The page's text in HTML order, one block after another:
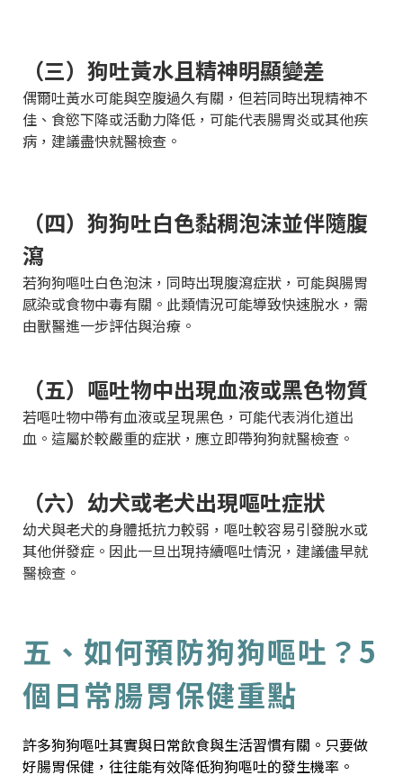
（三）狗吐黃水且精神明顯變差
偶爾吐黃水可能與空腹過久有關，但若同時出現精神不
佳、食慾下降或活動力降低，可能代表腸胃炎或其他疾
病，建議盡快就醫檢查。
（四）狗狗吐白色黏稠泡沫並伴隨腹
瀉
若狗狗嘔吐白色泡沫，同時出現腹瀉症狀，可能與腸胃
感染或食物中毒有關。此類情況可能導致快速脫水，需
由獸醫進一步評估與治療。
（五）嘔吐物中出現血液或黑色物質
若嘔吐物中帶有血液或呈現黑色，可能代表消化道出
血。這屬於較嚴重的症狀，應立即帶狗狗就醫檢查。
（六）幼犬或老犬出現嘔吐症狀
幼犬與老犬的身體抵抗力較弱，嘔吐較容易引發脫水或
其他併發症。因此一旦出現持續嘔吐情況，建議儘早就
醫檢查。
五、如何預防狗狗嘔吐？5
個日常腸胃保健重點
許多狗狗嘔吐其實與日常飲食與生活習慣有關。只要做
好腸胃保健，往往能有效降低狗狗嘔吐的發生機率。